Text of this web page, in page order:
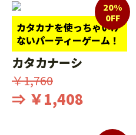
カタカナを使っちゃいけ
ないパーティーゲーム！
20%
0FF
カタカナーシ
￥1,760
⇒ ￥1,408